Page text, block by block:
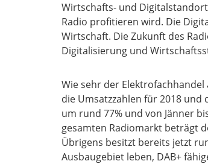
Wirtschafts- und
Radio profitieren wird. Die
Wirtschaft. Die Zukunft des
Digitalisierung und
Wie sehr der
die Umsatzzahlen für 2018 und
um rund 77% und von Jänner
gesamten Radiomarkt beträgt
Übrigens besitzt bereits jetzt
Ausbaugebiet leben, DAB+